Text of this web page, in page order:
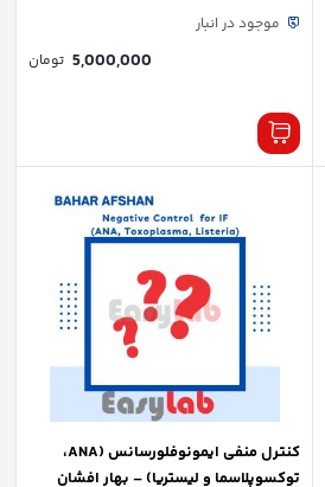
موجود در انبار
5,000,000 تومان
کنترل منفی ایمونوفلورسانس (ANA،
توکسوپلاسما و لیستریا) – بهار افشان